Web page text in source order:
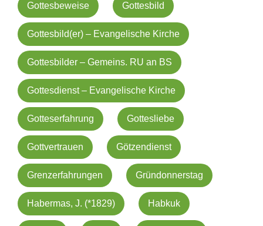
Gottesbeweise Gottesbild
Gottesbild(er) – Evangelische Kirche
Gottesbilder – Gemeins. RU an BS
Gottesdienst – Evangelische Kirche
Gotteserfahrung Gottesliebe
Gottvertrauen Götzendienst
Grenzerfahrungen Gründonnerstag
Habermas, J. (*1829) Habkuk